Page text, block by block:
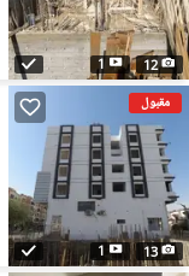
12
1
مقبول
13
1